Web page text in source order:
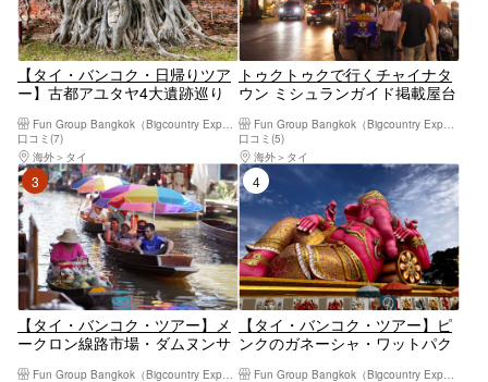
【タイ・バンコク・日帰りツア
ー】古都アユタヤ4大遺跡巡り
本語ガイド・ランチ・ホテルお
迎え付）
Fun Group Bangkok（Bigcountry Experience Co. Ltd)
口コミ(7)
海外
タイ
トゥクトゥクで行くチャイナタ
ウン ミシュランガイド掲載屋台
英語ガイド・日本語カスタマー
サポート/4食付き＞
Fun Group Bangkok（Bigcountry Experience Co. Ltd)
口コミ(5)
海外
タイ
3位
【タイ・バンコク・ツアー】メ
ークロン線路市場・ダムヌンサ
4位
【タイ・バンコク・ツアー】ピ
ンクのガネーシャ・ワットパク